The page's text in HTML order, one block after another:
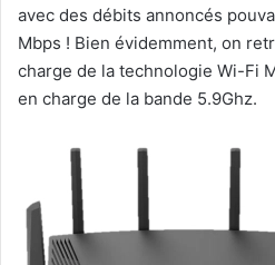
avec des débits annoncés
Mbps ! Bien évidemment, on
charge de la technologie Wi-Fi
en charge de la bande 5.9Ghz.